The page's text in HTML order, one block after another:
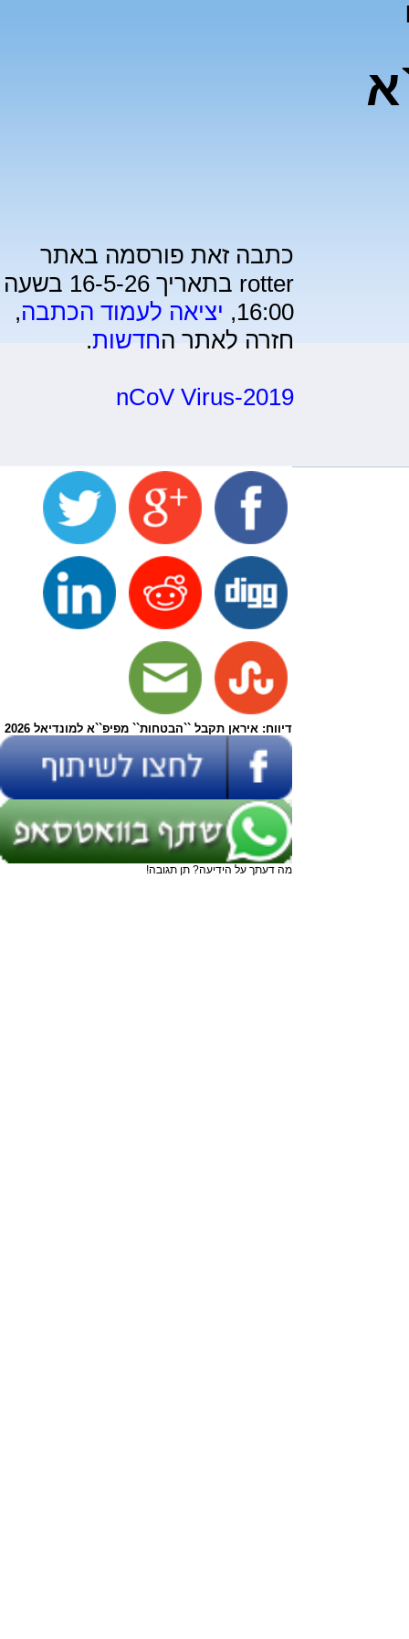
כתבה זאת פורסמה באתר
rotter בתאריך 16-5-26 בשעה
16:00, יציאה לעמוד הכתבה,
חזרה לאתר החדשות.
2019-nCoV Virus
דיווח: איראן תקבל ``הבטחות`` מפיפ``א למונדיאל 2026
מה דעתך על הידיעה? תן תגובה!